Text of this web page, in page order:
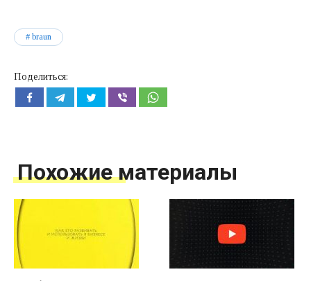
braun
Поделиться:
Похожие материалы